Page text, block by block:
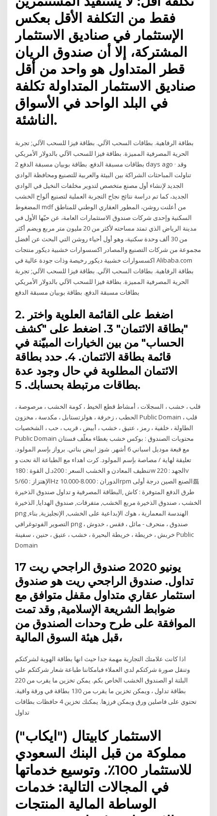
فقط من التكلفة الأقل بعكس
الإستثمار في صناديق الاستثمار
المشتركة، إلا أن صندوق الريان
قطر المتداول هو واحد من أقل
صناديق الاستثمار المتداولة تكلفة
في البلد الواحد في الأسواق
الناشئة.
بطاقة الرفاهية. بطاقات السحب الآلي. بطاقة فيزا للسحب الآلي; تجربة
الحرية المصرفية المميزة. بطاقة فيزا للسحب الآلي بالدولار الأمريكي ‎‎‎
بطاقات مسبقة الدفع. بطاقة بوبيان مسبقة الدفع 2 days ago · وقد
تناولت المباحثات الشراكة بين البيئة والعربية للتصنيع ومحافظة الوادي
الجديد لإنشاء أول مصنع متخصص لتدوير مخلفات النخيل في الوادي
الجديد، كما تم دراسة نتائج نجاح التجربة العملية لتصنيع ألواح الخشب
المضغوط mdf من أعلنت روشن، المطور العقاري الوطني للمناطق
السكنية وإحدى شركات صندوق الاستثمارات العامة، عن حيّها الأول في
مدينة الرياض الذي تمتد مساحته لأكثر من 20 مليون متر مربع ويضم أكثر
من 30 ألف وحدة سكنية، وهو أول أحياء روشن التي البحث عن أفضل
مجموعة من شركات التصنيع والمصادر اكسسوارات خشبية ديكور منتجات
اكسسوارات خشبية ديكور رخيصة وذات جودة عالية في Alibaba.com
بطاقة الرفاهية. بطاقات السحب الآلي. بطاقة فيزا للسحب الآلي; تجربة
الحرية المصرفية المميزة. بطاقة فيزا للسحب الآلي بالدولار الأمريكي ‎‎‎
بطاقات مسبقة الدفع. بطاقة بوبيان مسبقة الدفع
2. اضغط على القائمة العلوية واختر
"بطاقة الائتمان" 3. اضغط على "كشف
الحساب" من بين الخيارات المبيّنة في
قائمة بطاقة الائتمان. 4. حدد بطاقة
الائتمان المطلوبة في حال وجود عدة
بطاقات مرتبطة بحسابك. 5.
قلب ، خشب ، السجلات ، أمشاط قطع الخيط ، كومة الخشب ، مرصوصة ،
الحطب ، زخرفة ، هولزتستابل ، مكدسة ، مخزون Public Domain قلب ،
الطاولة ، خلفية ، رمز ، عتيق ، خشب ، أبيض ، قريب ، حب ، الشخصيات
Public Domain محتويات الصندوق : بوكس خشب بغطاء مغلّف فستان
مع قبعة موديل اسباني 6 أشهر. شوز ابيض بناتي. برواز بإسم المولود.
تعليقة لهاية / مصاصة بإسم المولود. كرت اهداء مع الطباعة الة نحت و
تنظيف المعادن و الخشب السعر : 200د.ل القوة : 180w الجهد : 220v
الإهتزاز : 5/60Hz الدوران : 8.000-10.000rpm الصنع الصين درجة أولى磊
طرق الدفع المتوفرة : كاش ,البطاقة المصرفية و تداول صندوق الذخيرة
الخشب ، صندوق الذخيرة مربع الخشب, متفرقات, صندوق الهدايا, الذخيرة
png الهندسة المعمارية ، هوك الإبداعية على الخشب, الإنجليزية, بناء,
التصوير الفوتوغرافي png صندوق ، منحرف - مائل ، فقس ، خدوش ،
خربش ، خريطة ، خريطة البحيرة ، خشب ، عتيق ، حنين ، سفينة Public
Domain
17 يونيو 2020 صندوق الراجحي ريت
تداول. صندوق الراجحي ريت هو صندوق
استثمار عقاري متداول مقفل متوافق مع
ضوابط الشريعة الإسلامية, وقد تمت
الموافقة على طرح وحدات الصندوق من
قبل هيئة السوق المالية،
اذا كانت علامتك التجارية مهمة جدا حيث انها بطاقة الهوية لشركتكم
وتنقل صورة شركتكم لدي العملاء فبامكاننا طباعة شعار شركتكم علي
البلتة او الصندوق الخشب الخاص بكم. يمكن تخزين ما يقرب من 220
بطاقة تداول ، ويمكن تخزين ما يقرب من 130 بطاقة في ورقة واقية.
تحتوي على فاصلين ورق ويمكن فرزها. يمكنك تخزين 4 حافظات بطاقات
تداول
الاستثمار كابيتال ("ايكاب")
مملوكة من قبل البنك السعودي
للاستثمار 100٪. وتوسيع خدماتها
في المجالات التالية: خدمات
الوساطة المالية المنتجات